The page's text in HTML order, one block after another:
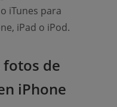
(opens new window)
o iTunes para
iPad o iPod.
fotos de
iPhone